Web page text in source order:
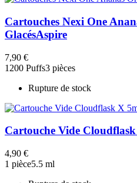
Cartouches Nexi One
GlacésAspire
7,90 €
1200 Puffs3 pièces
Rupture de stock
Cartouche Vide
4,90 €
1 pièce5.5 ml